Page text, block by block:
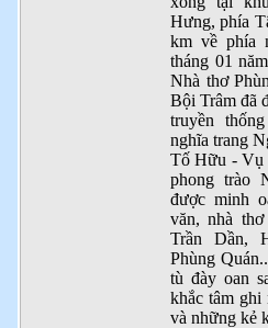
Hưng, phía
km về phía
tháng 01
Nhà thơ
Bội Trâm đã
truyền
nghĩa trang
Tố Hữu - Vụ
phong trào
được minh
văn, nhà
Trần Dần,
Phùng
tù đày oan
khắc tâm
và những kẻ